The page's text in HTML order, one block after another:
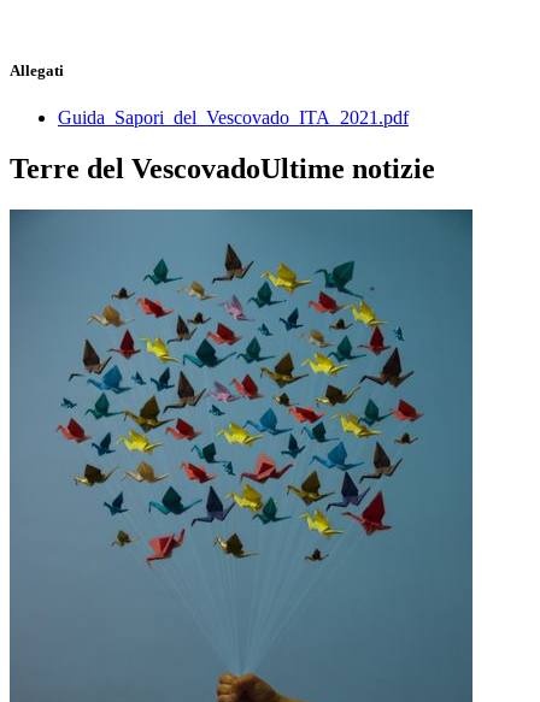
Allegati
Guida_Sapori_del_Vescovado_ITA_2021.pdf
Terre del VescovadoUltime notizie